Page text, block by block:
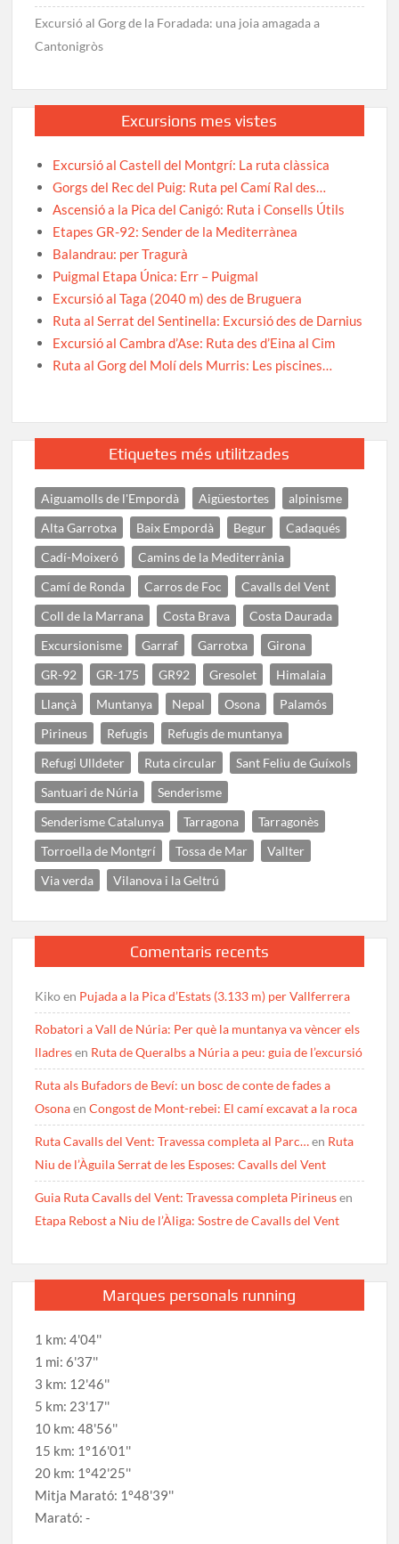
Excursió al Gorg de la Foradada: una joia amagada a
Cantonigròs
Excursions mes vistes
Excursió al Castell del Montgrí: La ruta clàssica
Gorgs del Rec del Puig: Ruta pel Camí Ral des…
Ascensió a la Pica del Canigó: Ruta i Consells Útils
Etapes GR-92: Sender de la Mediterrànea
Balandrau: per Tragurà
Puigmal Etapa Única: Err – Puigmal
Excursió al Taga (2040 m) des de Bruguera
Ruta al Serrat del Sentinella: Excursió des de Darnius
Excursió al Cambra d’Ase: Ruta des d’Eina al Cim
Ruta al Gorg del Molí dels Murris: Les piscines…
Etiquetes més utilitzades
Aiguamolls de l'Empordà Aigüestortes
alpinisme
Alta Garrotxa
Baix Empordà Begur
Cadaqués
Cadí-Moixeró
Camins de la Mediterrània
Camí de Ronda
Carros de Foc
Cavalls del Vent
Coll de la Marrana
Costa Brava
Costa Daurada
Excursionisme
Garraf Garrotxa
Girona
GR-92
GR-175 GR92 Gresolet
Himalaia
Llançà
Muntanya Nepal Osona
Palamós
Pirineus
Refugis
Refugis de muntanya
Refugi Ulldeter
Ruta circular
Sant Feliu de Guíxols
Santuari de Núria
Senderisme
Senderisme Catalunya
Tarragona
Tarragonès
Torroella de Montgrí
Tossa de Mar
Vallter
Via verda
Vilanova i la Geltrú
Comentaris recents
Kikoen Pujada a la Pica d’Estats (3.133 m) per Vallferrera
Robatori a Vall de Núria: Per què la muntanya va vèncer els
lladresen Ruta de Queralbs a Núria a peu: guia de l’excursió
Ruta als Bufadors de Beví: un bosc de conte de fades a
OsonaenCongost de Mont-rebei: El camí excavat a la roca
Ruta Cavalls del Vent: Travessa completa al Parc…en Ruta
Niu de l’Àguila Serrat de les Esposes: Cavalls del Vent
Guia Ruta Cavalls del Vent: Travessa completa Pirineusen
Etapa Rebost a Niu de l’Àliga: Sostre de Cavalls del Vent
Marques personals running
1 km: 4'04''
1 mi: 6'37''
3 km: 12'46''
5 km: 23'17''
10 km: 48'56''
15 km: 1º16'01''
20 km: 1º42'25''
Mitja Marató: 1º48'39''
Marató: -